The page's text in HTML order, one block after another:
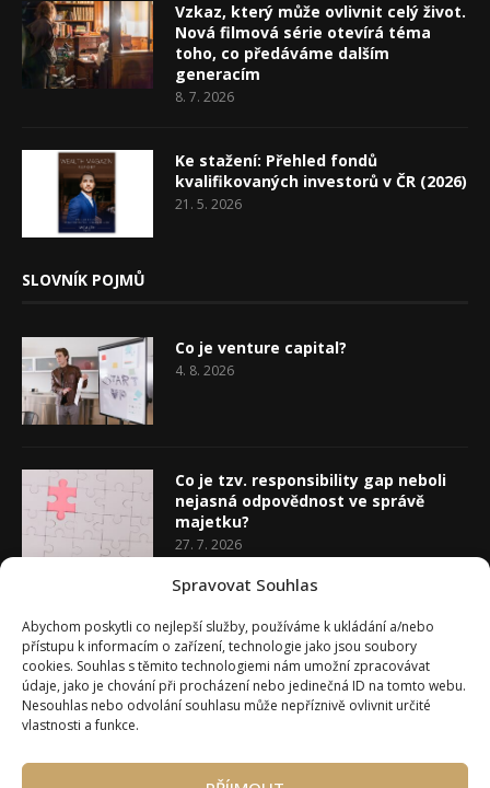
Spravovat Souhlas
Abychom poskytli co nejlepší služby, používáme k ukládání a/nebo
přístupu k informacím o zařízení, technologie jako jsou soubory
cookies. Souhlas s těmito technologiemi nám umožní zpracovávat
údaje, jako je chování při procházení nebo jedinečná ID na tomto webu.
Nesouhlas nebo odvolání souhlasu může nepříznivě ovlivnit určité
vlastnosti a funkce.
Vzkaz, který může ovlivnit celý život.
Nová filmová série otevírá téma
toho, co předáváme dalším
generacím
8. 7. 2026
Ke stažení: Přehled fondů
kvalifikovaných investorů v ČR (2026)
21. 5. 2026
SLOVNÍK POJMŮ
Co je venture capital?
4. 8. 2026
Co je tzv. responsibility gap neboli
nejasná odpovědnost ve správě
majetku?
27. 7. 2026
20. 7. 2026